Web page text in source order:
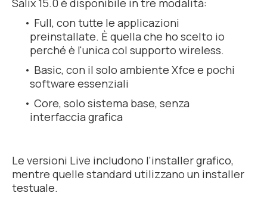
Salix 15.0 è disponibile in tre modalità:
Full, con tutte le applicazioni
preinstallate. È quella che ho scelto io
perché è l'unica col supporto wireless.
Basic, con il solo ambiente Xfce e pochi
software essenziali
Core, solo sistema base, senza
interfaccia grafica
Le versioni Live includono l’installer grafico,
mentre quelle standard utilizzano un installer
testuale.